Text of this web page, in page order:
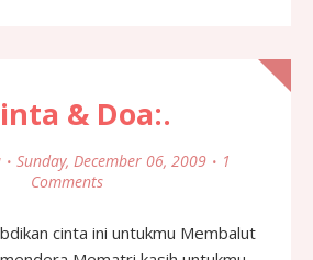
& Doa:.
Sunday, December 06, 2009
1
Comments
cinta ini untukmu Membalut